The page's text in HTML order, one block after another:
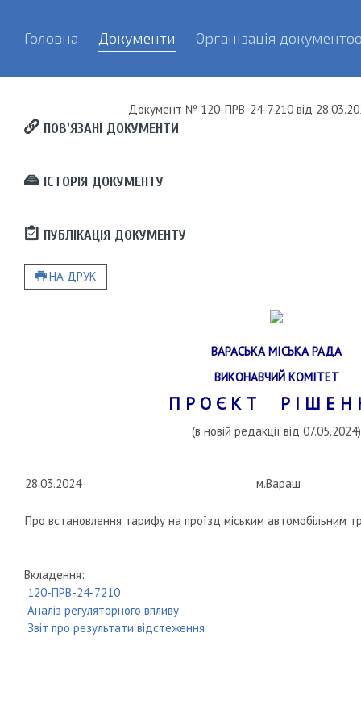
Головна Документи Організація
Документ № 120-ПРВ-24-7210від
ПОВ’ЯЗАНІ ДОКУМЕНТИ
ІСТОРІЯ ДОКУМЕНТУ
ПУБЛІКАЦІЯ ДОКУМЕНТУ
НА ДРУК
ВАРАСЬКА МІСЬКА РАДА
ВИКОНАВЧИЙ КОМІТЕТ
П Р О Є К Т Р І Ш Е Н
(в новій редакції від 07.05.2024)
28.03.2024 м.Вараш
Про встановлення тарифу на проїзд міським автомобільним
Вкладення:
120-ПРВ-24-7210
Аналіз регуляторного впливу
Звіт про результати відстеження